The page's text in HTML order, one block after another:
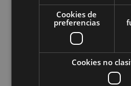
Todas las redes sociales
Eibarko Udala - Untzaga
Tfnoa.: 943 70 84 00 / 010 |
IFZ: P2003100A |
Cookies de
preferencias
Cookies no